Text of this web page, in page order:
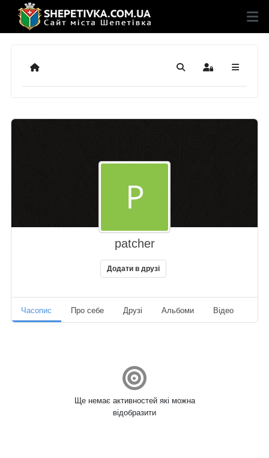
Додому ПошукSign In
patcher
Додати в друзі
Часопис Про себе Друзі Альбоми Відео
Ще немає активностей які можна
відобразити